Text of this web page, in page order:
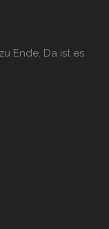
Ende. Da ist es